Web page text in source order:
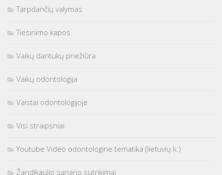
Tarpdančių valymas
Tiesinimo kapos
Vaikų dantukų priežiūra
Vaikų odontologija
Vaistai odontologijoje
Visi straipsniai
Youtube Video odontologine tematika (lietuvių k.)
Žandikaulio sąnario sutrikimai